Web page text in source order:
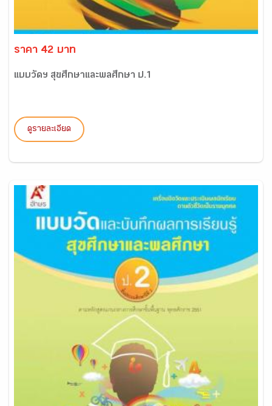
ราคา 42 บาท
แบบวัดฯ สุขศึกษาและพลศึกษา ป.1
ดูรายละเอียด